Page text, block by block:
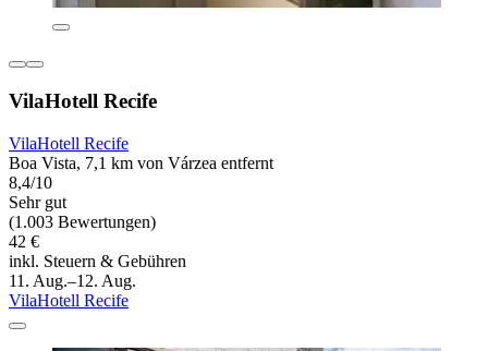
VilaHotell Recife
VilaHotell Recife
Boa Vista, 7,1 km von Várzea entfernt
8,4/10
Sehr gut
(1.003 Bewertungen)
42 €
inkl. Steuern & Gebühren
11. Aug.–12. Aug.
VilaHotell Recife